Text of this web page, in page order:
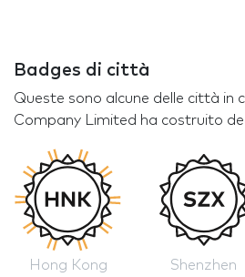
Badges di città
Queste sono alcune delle città in
Company Limited ha costruito
Hong Kong Shenzhen